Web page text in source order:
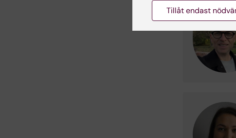
Tillåt endast